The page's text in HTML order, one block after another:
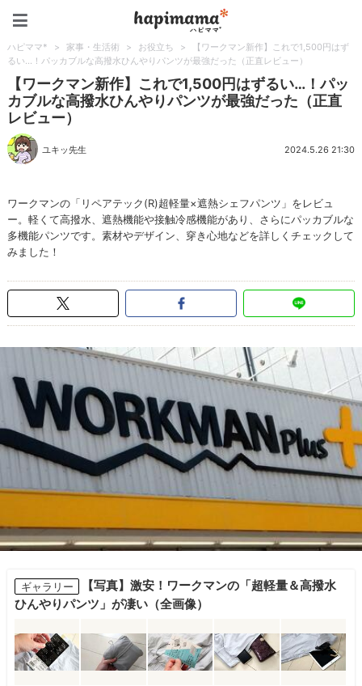
ハピママ* > 家事・生活術 > お役立ち >
【ワークマン新作】これで1,500円はず
るい…！パッカブルな高撥水ひんやりパンツが最強だった（正直レビュー）
【ワークマン新作】これで1,500円はずるい…！パッ
カブルな高撥水ひんやりパンツが最強だった（正直
レビュー）
ユキッ先生 2024.5.26 21:30
ワークマンの「リペアテック(R)超軽量×遮熱シェフパンツ」をレビュ
ー。軽くて高撥水、遮熱機能や接触冷感機能があり、さらにパッカブルな
多機能パンツです。素材やデザイン、穿き心地などを詳しくチェックして
みました！
ギャラリー
【写真】激安！ワークマンの「超軽量＆高撥水
ひんやりパンツ」が凄い（全画像）